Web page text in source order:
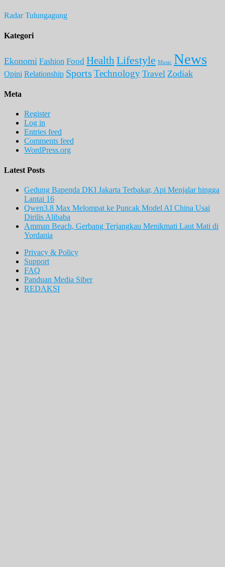
Radar Tulungagung
Kategori
Ekonomi Fashion Food Health Lifestyle Music News
Opini Relationship Sports Technology Travel Zodiak
Meta
Register
Log in
Entries feed
Comments feed
WordPress.org
Latest Posts
Gedung Bapenda DKI Jakarta Terbakar, Api Menjalar hingga
Lantai 16
Qwen3.8 Max Melompat ke Puncak Model AI China Usai
Dirilis Alibaba
Amman Beach, Gerbang Terjangkau Menikmati Laut Mati di
Yordania
Privacy & Policy
Support
FAQ
Panduan Media Siber
REDAKSI